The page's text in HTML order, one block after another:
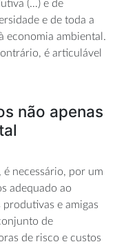
(…) e de
e de toda a
economia ambiental.
é articulável
não apenas
é necessário, por um
adequado ao
e amigas
de
de risco e custos